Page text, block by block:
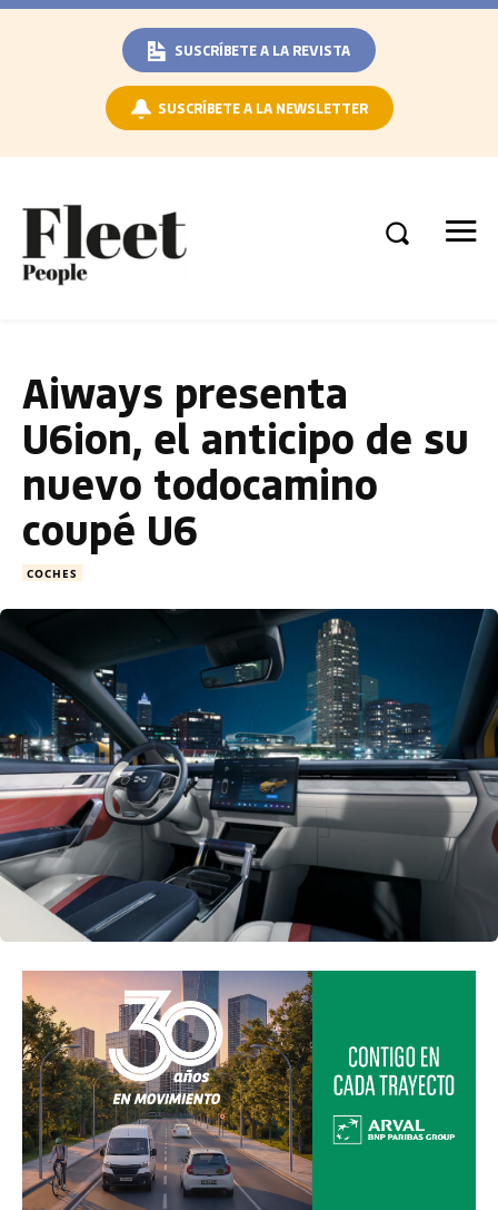
SUSCRÍBETE A LA REVISTA
SUSCRÍBETE A LA NEWSLETTER
Aiways presenta
U6ion, el anticipo de su
nuevo todocamino
coupé U6
COCHES